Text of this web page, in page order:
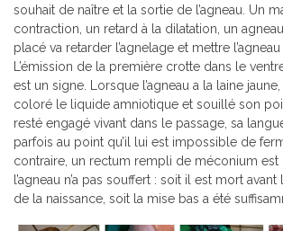
souhait de naître et la sortie de l’agneau. Un
contraction, un retard à la dilatation, un
placé va retarder l’agnelage et mettre
L’émission de la première crotte dans le
est un signe. Lorsque l’agneau a la laine
coloré le liquide amniotique et souillé son
resté engagé vivant dans le passage, sa
parfois au point qu’il lui est impossible de
contraire, un rectum rempli de méconium est
l’agneau n’a pas souffert : soit il est mort
de la naissance, soit la mise bas a été